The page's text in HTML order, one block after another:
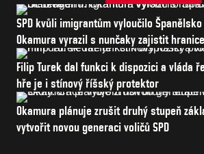
SPD kvůli imigrantům vyloučilo Španělsko
Okamura vyrazil s nunčaky zajistit hranice
Filip Turek dal funkci k dispozici a vláda
hře je i stínový říšský protektor
Okamura plánuje zrušit druhý stupeň
vytvořit novou generaci voličů SPD